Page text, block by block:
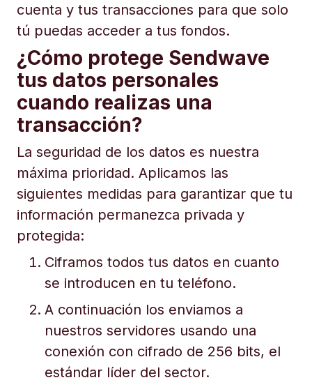
cuenta y tus transacciones para que solo
tú puedas acceder a tus fondos.
¿Cómo protege Sendwave
tus datos personales
cuando realizas una
transacción?
La seguridad de los datos es nuestra
máxima prioridad. Aplicamos las
siguientes medidas para garantizar que tu
información permanezca privada y
protegida:
Ciframos todos tus datos en cuanto
se introducen en tu teléfono.
A continuación los enviamos a
nuestros servidores usando una
conexión con cifrado de 256 bits, el
estándar líder del sector.